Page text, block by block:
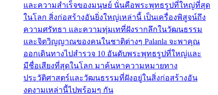
และความสำเร็จของมนุษย์ นั่นคือพระพุทธรูปที่ใหญ่ที่สุด
ในโลก สิ่งก่อสร้างอันยิ่งใหญ่เหล่านี้ เป็นเครื่องพิสูจน์ถึง
ความศรัทธา และความทุ่มเทที่ฝังรากลึกในวัฒนธรรม
และจิตวิญญาณของคนในชาติต่างๆ Palanla จะพาคุณ
ออกเดินทางไปสำรวจ 10 อันดับพระพุทธรูปที่ใหญ่และ
มีชื่อเสียงที่สุดในโลก มาค้นหาความหมายทาง
ประวัติศาสตร์และวัฒนธรรมที่ฝังอยู่ในสิ่งก่อสร้างอัน
งดงามเหล่านี้ไปพร้อมๆ กัน